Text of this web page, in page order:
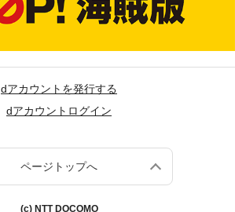
dアカウントを発行する
dアカウントログイン
ページトップへ
(c) NTT DOCOMO